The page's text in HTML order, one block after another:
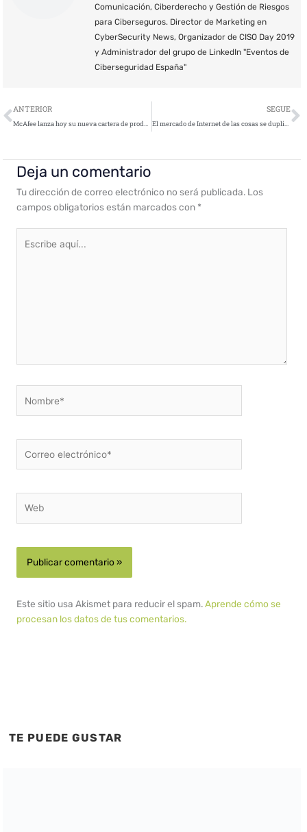
Comunicación, Ciberderecho y Gestión de Riesgos
para Ciberseguros. Director de Marketing en
CyberSecurity News, Organizador de CISO Day 2019
y Administrador del grupo de LinkedIn "Eventos de
Ciberseguridad España"
Ant
ANTERIOR
McAfee lanza hoy su nueva cartera de productos más veloces, efectivos y seguros para la familia
SEGUE
El mercado de Internet de las cosas se duplicará con creces a $ 520 mil millones para 2021
Deja un comentario
Tu dirección de correo electrónico no será publicada. Los
campos obligatorios están marcados con *
aquí...
electrónico*
Este sitio usa Akismet para reducir el spam.Aprende cómo se
procesan los datos de tus comentarios.
TE PUEDE GUSTAR